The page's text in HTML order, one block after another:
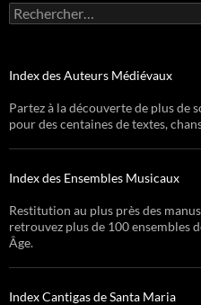
Rechercher :
Index des Auteurs Médiévaux
Partez à la découverte de plus de
pour des centaines de textes,
Index des Ensembles Musicaux
Restitution au plus près des
retrouvez plus de 100 ensembles
Âge.
Index Cantigas de Santa Maria